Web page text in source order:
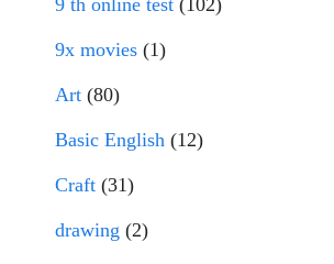
9 th online test (102)
9x movies (1)
Art (80)
Basic English (12)
Craft (31)
drawing (2)